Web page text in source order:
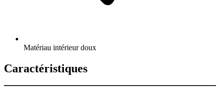
Matériau intérieur doux
Caractéristiques